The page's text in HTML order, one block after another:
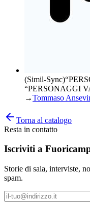
(Simil-Sync)“
“PERSONAGGI
→Tommaso
Torna al catalogo
Resta in contatto
Iscriviti a
Storie di sala, interviste,
spam.